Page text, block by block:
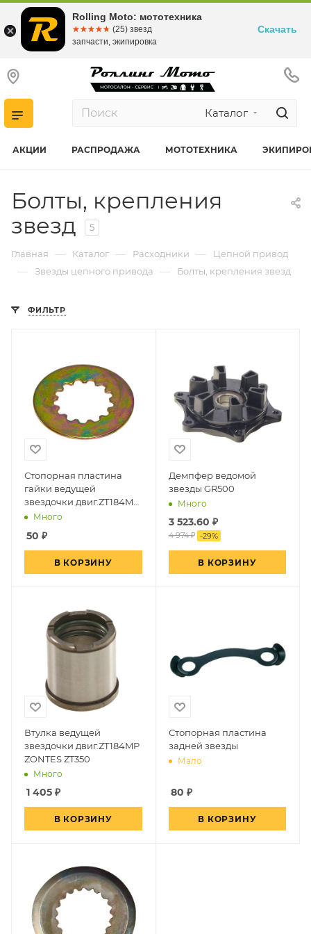
Каталог
АКЦИИ РАСПРОДАЖА МОТОТЕХНИКА
Болты, крепления
звезд
5
Главная — Каталог — Расходники — Цепной привод
— Звезды цепного привода — Болты, крепления звезд
ФИЛЬТР
Стопорная пластина
гайки ведущей
звездочки двиг.ZT184MP
ZONTES ZT350
Много
50 ₽
В КОРЗИНУ
Демпфер ведомой
звезды GR500
Много
3 523.60 ₽
4 974 ₽ -29%
В КОРЗИНУ
Втулка ведущей
звездочки двиг.ZT184MP
ZONTES ZT350
Много
1 405 ₽
В КОРЗИНУ
Стопорная пластина
задней звезды
Мало
80 ₽
В КОРЗИНУ
Rolling Moto: мототехника
☆☆☆☆☆
★★★★★ (25) звезд
запчасти, экипировка
Скачать